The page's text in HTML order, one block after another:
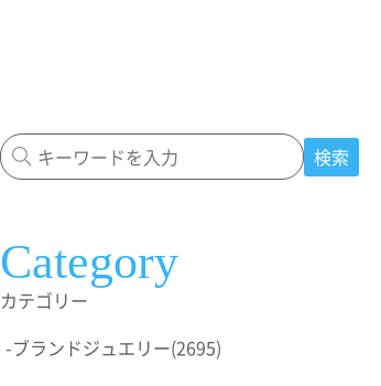
検索
Category
カテゴリー
-ブランドジュエリー(2695)